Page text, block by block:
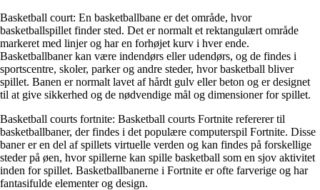
Basketball court: En basketballbane er det område, hvor
basketballspillet finder sted. Det er normalt et rektangulært område
markeret med linjer og har en forhøjet kurv i hver ende.
Basketballbaner kan være indendørs eller udendørs, og de findes i
sportscentre, skoler, parker og andre steder, hvor basketball bliver
spillet. Banen er normalt lavet af hårdt gulv eller beton og er designet
til at give sikkerhed og de nødvendige mål og dimensioner for spillet.
Basketball courts fortnite: Basketball courts Fortnite refererer til
basketballbaner, der findes i det populære computerspil Fortnite. Disse
baner er en del af spillets virtuelle verden og kan findes på forskellige
steder på øen, hvor spillerne kan spille basketball som en sjov aktivitet
inden for spillet. Basketballbanerne i Fortnite er ofte farverige og har
fantasifulde elementer og design.